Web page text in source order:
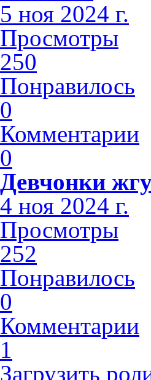
5 ноя 2024 г.
Просмотры
250
Понравилось
0
Комментарии
0
Девчонки
4 ноя 2024 г.
Просмотры
252
Понравилось
0
Комментарии
1
Загрузить